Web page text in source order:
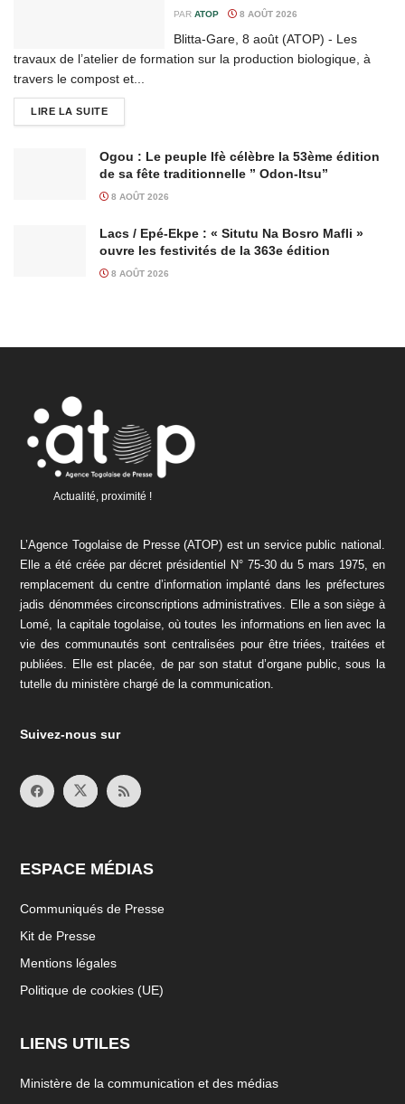
PAR ATOP 8 AOÛT 2026
Blitta-Gare, 8 août (ATOP) - Les
travaux de l’atelier de formation sur la production biologique, à
travers le compost et...
LIRE LA SUITE
Ogou : Le peuple Ifè célèbre la 53ème édition
de sa fête traditionnelle ” Odon-Itsu”
8 AOÛT 2026
Lacs / Epé-Ekpe : « Situtu Na Bosro Mafli »
ouvre les festivités de la 363e édition
8 AOÛT 2026
Actualité, proximité !
L’Agence Togolaise de Presse (ATOP) est un service public national.
Elle a été créée par décret présidentiel N° 75-30 du 5 mars 1975, en
remplacement du centre d’information implanté dans les préfectures
jadis dénommées circonscriptions administratives. Elle a son siège à
Lomé, la capitale togolaise, où toutes les informations en lien avec la
vie des communautés sont centralisées pour être triées, traitées et
publiées. Elle est placée, de par son statut d’organe public, sous la
tutelle du ministère chargé de la communication.
Suivez-nous sur
ESPACE MÉDIAS
Communiqués de Presse
Kit de Presse
Mentions légales
Politique de cookies (UE)
LIENS UTILES
Ministère de la communication et des médias